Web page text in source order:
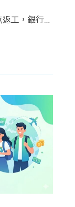
工，銀行...